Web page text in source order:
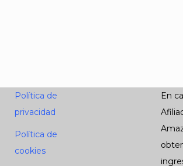
Política de
privacidad
Política de
cookies
En